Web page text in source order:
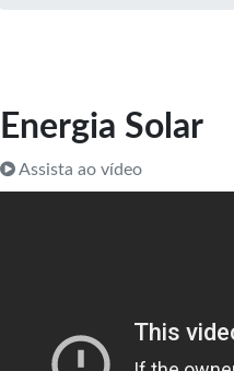
Energia Solar
Assista ao vídeo